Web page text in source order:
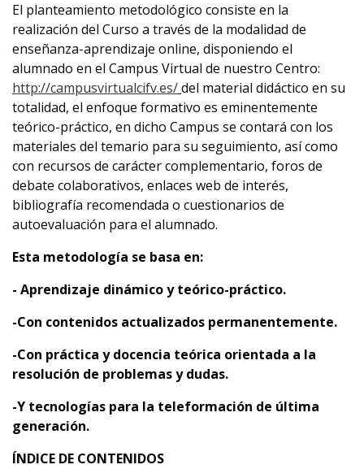
El planteamiento metodológico consiste en la
realización del Curso a través de la modalidad de
enseñanza-aprendizaje online, disponiendo el
alumnado en el Campus Virtual de nuestro Centro:
http://campusvirtualcifv.es/del material didáctico en su
totalidad, el enfoque formativo es eminentemente
teórico-práctico, en dicho Campus se contará con los
materiales del temario para su seguimiento, así como
con recursos de carácter complementario, foros de
debate colaborativos, enlaces web de interés,
bibliografía recomendada o cuestionarios de
autoevaluación para el alumnado.
Esta metodología se basa en:
- Aprendizaje dinámico y teórico-práctico.
-Con contenidos actualizados permanentemente.
-Con práctica y docencia teórica orientada a la
resolución de problemas y dudas.
-Y tecnologías para la teleformación de última
generación.
ÍNDICE DE CONTENIDOS